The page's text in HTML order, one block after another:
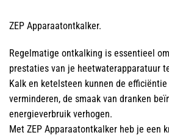
ZEP Apparaatontkalker.
Regelmatige ontkalking is essentieel
prestaties van je heetwaterapparatuur
Kalk en ketelsteen kunnen de
verminderen, de smaak van dranken
energieverbruik verhogen.
Met ZEP Apparaatontkalker heb je een